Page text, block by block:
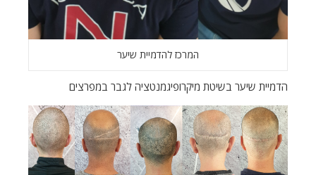
המרכז להדמיית שיער
הדמיית שיער בשיטת מיקרופיגמנטציה לגבר במפרצים